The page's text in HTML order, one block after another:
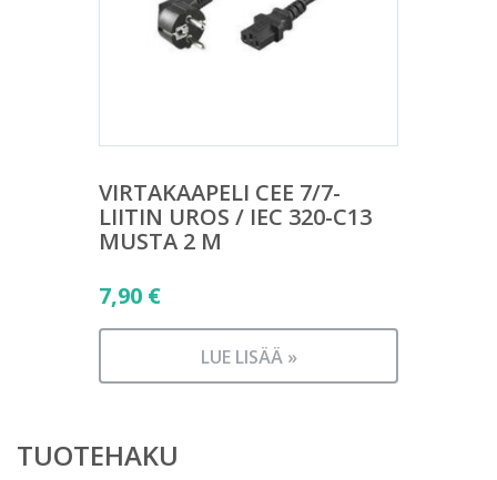
VIRTAKAAPELI CEE 7/7-
LIITIN UROS / IEC 320-C13
MUSTA 2 M
7,90 €
LUE LISÄÄ »
TUOTEHAKU